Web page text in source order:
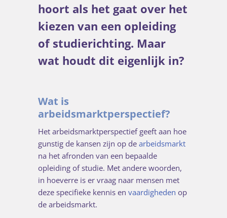
hoort als het gaat over het
kiezen van een opleiding
of studierichting. Maar
wat houdt dit eigenlijk in?
Wat is
arbeidsmarktperspectief?
Het arbeidsmarktperspectief geeft aan hoe
gunstig de kansen zijn op de arbeidsmarkt
na het afronden van een bepaalde
opleiding of studie. Met andere woorden,
in hoeverre is er vraag naar mensen met
deze specifieke kennis en vaardigheden op
de arbeidsmarkt.